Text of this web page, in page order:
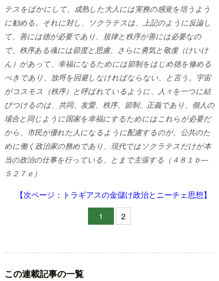
テスをばかにして、成熟した大人には実務の感覚を培うよう
に勧める。それに対し、ソクラテスは、上記のように反論し
て、善には徳が必要であり、規律と秩序が善には必要なの
で、秩序ある魂には節度と思慮、さらに勇気と敬虔（けいけ
ん）があって、幸福になるためには節制をはじめ徳を修める
べきであり、放埒を回避しなければならない、と言う。宇宙
がコスモス（秩序）と呼ばれているように、人々を一つに結
びつけるのは、共同、友愛、秩序、節制、正義であり、個人の
場合と同じように国家を幸福にするためにはこれらが必要だ
から、市民が優れた人になるように配慮するのが、公共のた
めに働く政治家の務めであり、現代ではソクラテスだけが本
当の政治の仕事を行っている、とまで主張する（４８１ｂ―
５２７ｅ）
【次ページ：トラギアスの金儲け政治とニーチェ思想】
1
2
この連載記事の一覧